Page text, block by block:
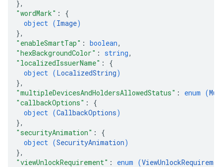
},
"wordMark" : {
object (Image)
},
"enableSmartTap" : boolean,
"hexBackgroundColor" : string,
"localizedIssuerName" : {
object (LocalizedString)
},
"multipleDevicesAndHoldersAllowedStatus" : enum (
"callbackOptions" : {
object (CallbackOptions)
},
"securityAnimation" : {
object (SecurityAnimation)
},
"viewUnlockRequirement" : enum (